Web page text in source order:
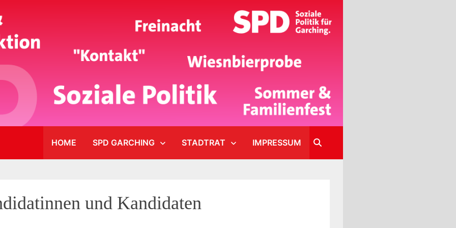
HOME SPD GARCHING STADTRAT IMPRESSUM
und Kandidaten